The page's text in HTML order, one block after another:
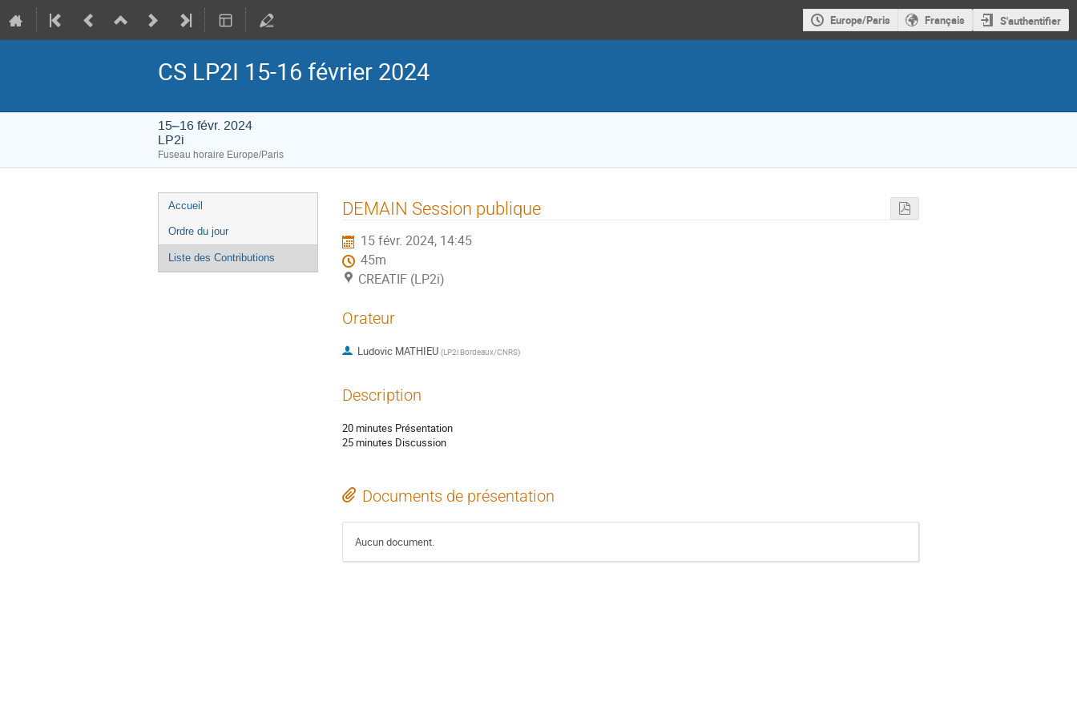
Europe/Paris Français S'authentifier
CS LP2I 15-16 février 2024
15–16 févr. 2024
LP2i
Fuseau horaire Europe/Paris
Menu
de
l'événement
Accueil
Ordre du jour
Liste des Contributions
DEMAIN Session publique
15 févr. 2024, 14:45
45m
CREATIF (LP2i)
Orateur
Ludovic MATHIEU (LP2i Bordeaux/CNRS)
Description
20 minutes Présentation
25 minutes Discussion
Documents de présentation
Aucun document.